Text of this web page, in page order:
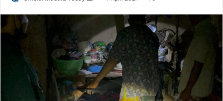
d
a
n
m
a